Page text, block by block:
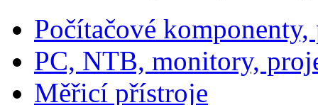
Počítačové
PC, NTB, monitory,
Měřicí přístroje